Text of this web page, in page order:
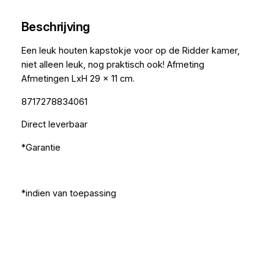
Beschrijving
Een leuk houten kapstokje voor op de Ridder kamer,
niet alleen leuk, nog praktisch ook! Afmeting
Afmetingen LxH 29 x 11 cm.
8717278834061
Direct leverbaar
*Garantie
*indien van toepassing